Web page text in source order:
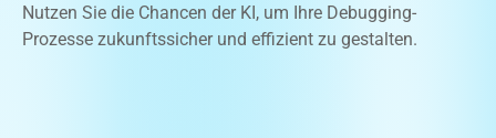
Nutzen Sie die Chancen der KI, um Ihre Debugging-
Prozesse zukunftssicher und effizient zu gestalten.